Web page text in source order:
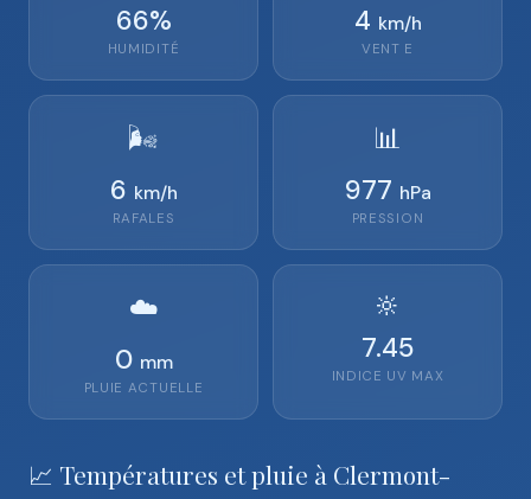
66%
HUMIDITÉ
4 km/h
VENT E
🌬️
6 km/h
RAFALES
📊
977 hPa
PRESSION
☁️
0 mm
PLUIE ACTUELLE
🔆
7.45
INDICE UV MAX
📈 Températures et pluie à Clermont-